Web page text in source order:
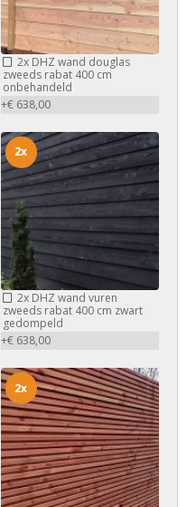
2xDHZ wand douglas
zweeds rabat 400 cm
onbehandeld
+€ 638,00
2xDHZ wand vuren
zweeds rabat 400 cm zwart
gedompeld
+€ 638,00
2x
2x